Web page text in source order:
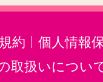
約
個人情報
取扱いについ